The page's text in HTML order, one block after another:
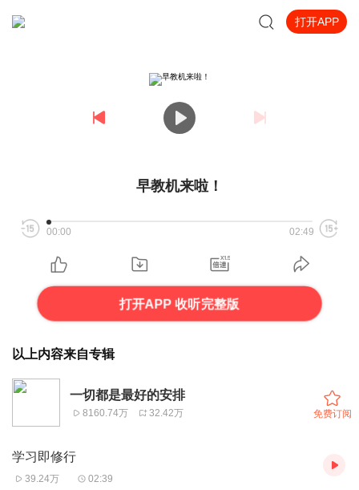
打开APP
早教机来啦！
00:00 02:49
打开APP 收听完整版
以上内容来自专辑
一切都是最好的安排
8160.74万 32.42万 免费订阅
学习即修行
39.24万 02:39